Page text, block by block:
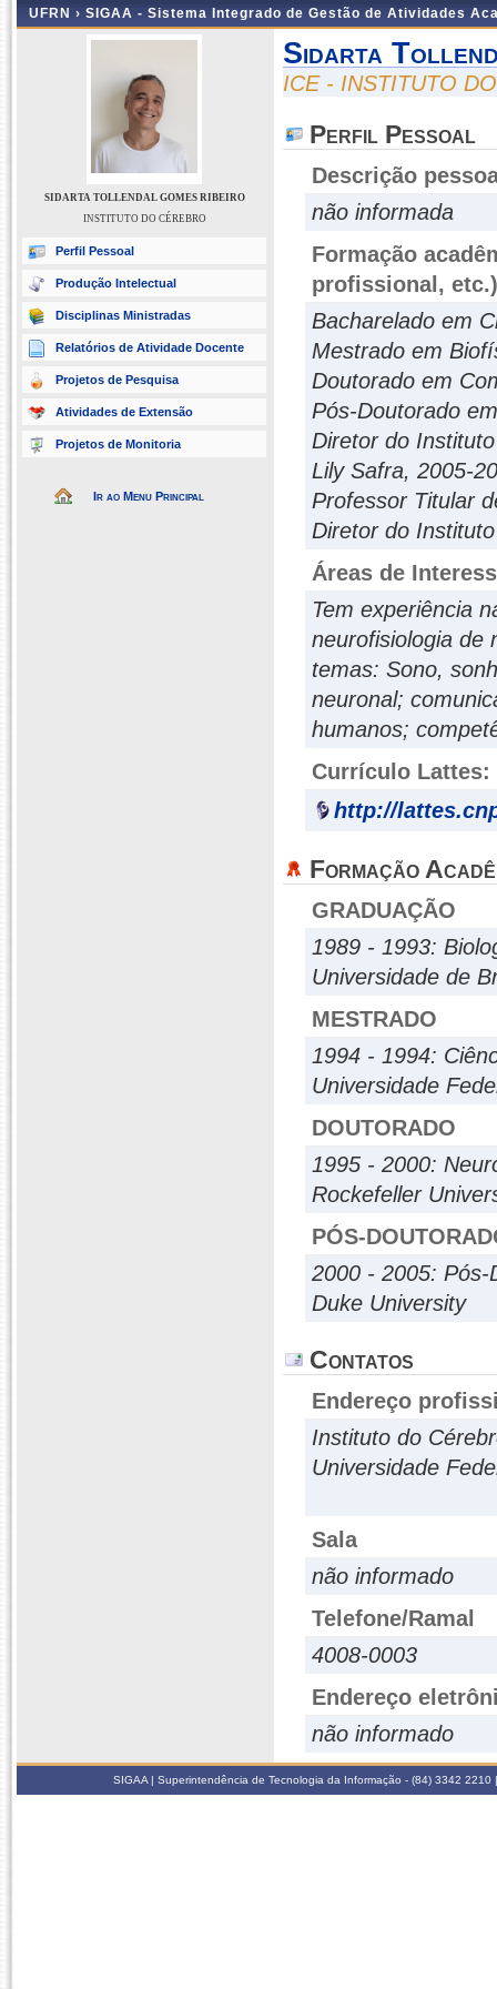
UFRN › SIGAA - Sistema Integrado de Gestão de Atividades
SIDARTA TOLLENDAL GOMES RIBEIRO
INSTITUTO DO CÉREBRO
Perfil Pessoal
Produção Intelectual
Disciplinas Ministradas
Relatórios de Atividade Docente
Projetos de Pesquisa
Atividades de Extensão
Projetos de Monitoria
Ir ao Menu Principal
Sidarta
ICE - INSTITUTO
Perfil Pessoal
Descrição
não informada
Formação
profissional, etc.)
Bacharelado em
Mestrado em
Doutorado em
Pós-Doutorado
Diretor do
Lily Safra, 2005-
Professor Titular
Diretor do
Áreas de
Tem experiência
neurofisiologia de
temas: Sono,
neuronal;
humanos;
Currículo Lattes:
http://
Formação
GRADUAÇÃO
1989 - 1993:
Universidade de
MESTRADO
1994 - 1994:
Universidade
DOUTORADO
1995 - 2000:
Rockefeller
PÓS-
2000 - 2005: Pós-
Duke University
Contatos
Endereço
Instituto do
Universidade
Sala
não informado
Telefone/Ramal
4008-0003
Endereço
não informado
SIGAA | Superintendência de Tecnologia da Informação - (84) 3342